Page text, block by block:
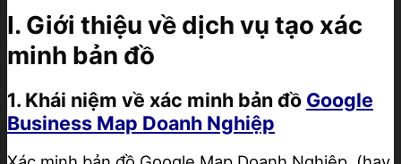
I. Giới thiệu về dịch vụ tạo xác
minh bản đồ
1. Khái niệm về xác minh bản đồ Google
Business Map Doanh Nghiệp